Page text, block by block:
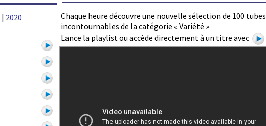
Chaque heure découvre une nouvelle sélection de 100 tubes
incontournables de la catégorie « Variété »
Lance la playlist ou accède directement à un titre avec
| 2020